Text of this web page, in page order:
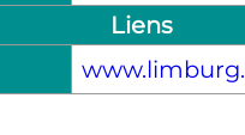
Liens